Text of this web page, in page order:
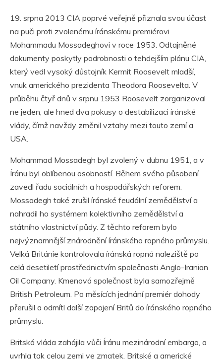
19. srpna 2013 CIA poprvé veřejně přiznala svou účast
na puči proti zvolenému íránskému premiérovi
Mohammadu Mossadeghovi v roce 1953. Odtajněné
dokumenty poskytly podrobnosti o tehdejším plánu CIA,
který vedl vysoký důstojník Kermit Roosevelt mladší,
vnuk amerického prezidenta Theodora Roosevelta. V
průběhu čtyř dnů v srpnu 1953 Roosevelt zorganizoval
ne jeden, ale hned dva pokusy o destabilizaci íránské
vlády, čímž navždy změnil vztahy mezi touto zemí a
USA.
Mohammad Mossadegh byl zvolený v dubnu 1951, a v
Íránu byl oblíbenou osobností. Během svého působení
zavedl řadu sociálních a hospodářských reforem.
Mossadegh také zrušil íránské feudální zemědělství a
nahradil ho systémem kolektivního zemědělství a
státního vlastnictví půdy. Z těchto reforem bylo
nejvýznamnější znárodnění íránského ropného průmyslu.
Velká Británie kontrolovala íránská ropná naleziště po
celá desetiletí prostřednictvím společnosti Anglo-Iranian
Oil Company. Kmenová společnost byla samozřejmě
British Petroleum. Po měsících jednání premiér dohody
přerušil a odmítl další zapojení Britů do íránského ropného
průmyslu.
Britská vláda zahájila vůči Íránu mezinárodní embargo, a
uvrhla tak celou zemi ve zmatek. Britské a americké